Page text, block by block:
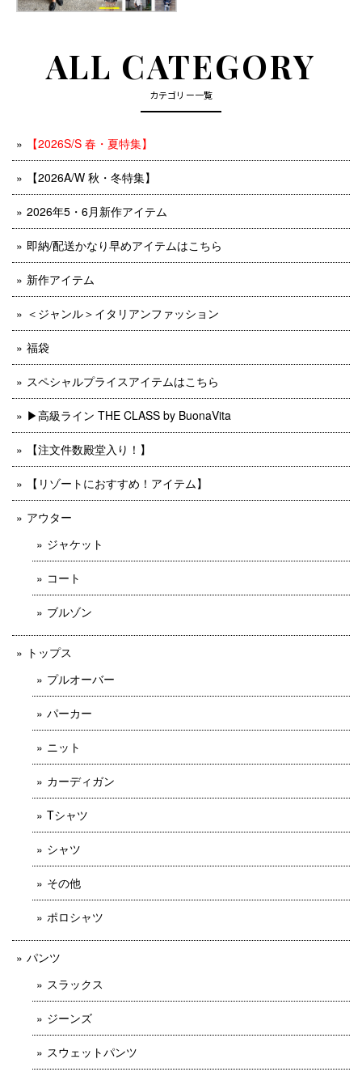
ALL CATEGORY
カテゴリー一覧
【2026S/S 春・夏特集】
【2026A/W 秋・冬特集】
2026年5・6月新作アイテム
即納/配送かなり早めアイテムはこちら
新作アイテム
＜ジャンル＞イタリアンファッション
福袋
スペシャルプライスアイテムはこちら
▶︎高級ライン THE CLASS by BuonaVita
【注文件数殿堂入り！】
【リゾートにおすすめ！アイテム】
アウター
ジャケット
コート
ブルゾン
トップス
プルオーバー
パーカー
ニット
カーディガン
Tシャツ
シャツ
その他
ポロシャツ
パンツ
スラックス
ジーンズ
スウェットパンツ